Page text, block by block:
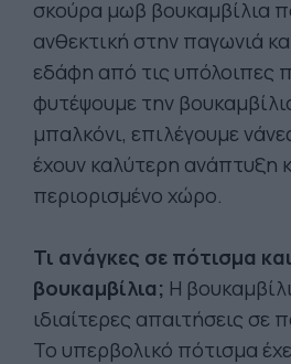
σκούρα μωβ βουκαμβίλια
ανθεκτική στην παγωνιά
εδάφη από τις υπόλοιπες
φυτέψουμε την
μπαλκόνι, επιλέγουμε
έχουν καλύτερη ανάπτυξη
περιορισμένο χώρο.
Τι ανάγκες σε πότισμα
βουκαμβίλια; Η
ιδιαίτερες απαιτήσεις σε
Το υπερβολικό πότισμα